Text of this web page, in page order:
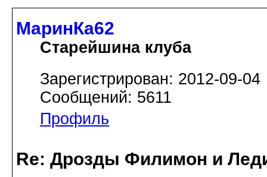
МаринКа62
Старейшина клуба
Зарегистрирован: 2012-09-04
Сообщений: 5611
Профиль
Re: Дрозды Филимон и